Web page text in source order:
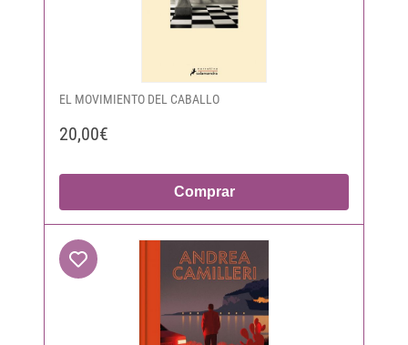
EL MOVIMIENTO DEL CABALLO
20,00€
Comprar